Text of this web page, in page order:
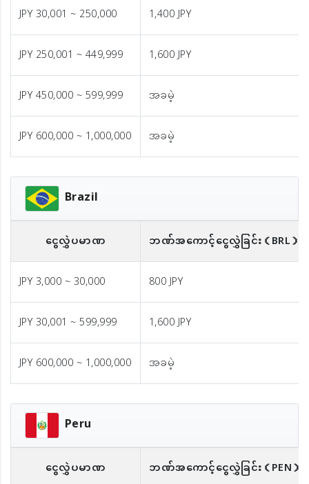
JPY 30,001 ~ 250,000
1,400 JPY
JPY 250,001 ~ 449,999
1,600 JPY
JPY 450,000 ~ 599,999
အခမဲ့
JPY 600,000 ~ 1,000,000
အခမဲ့
Brazil
ငွေလွှဲပမာဏ ဘဏ်အကောင့်ငွေလွှဲခြင်း（BRL）
JPY 3,000 ~ 30,000
800 JPY
JPY 30,001 ~ 599,999
1,600 JPY
JPY 600,000 ~ 1,000,000
အခမဲ့
Peru
ငွေလွှဲပမာဏ ဘဏ်အကောင့်ငွေလွှဲခြင်း（PEN）